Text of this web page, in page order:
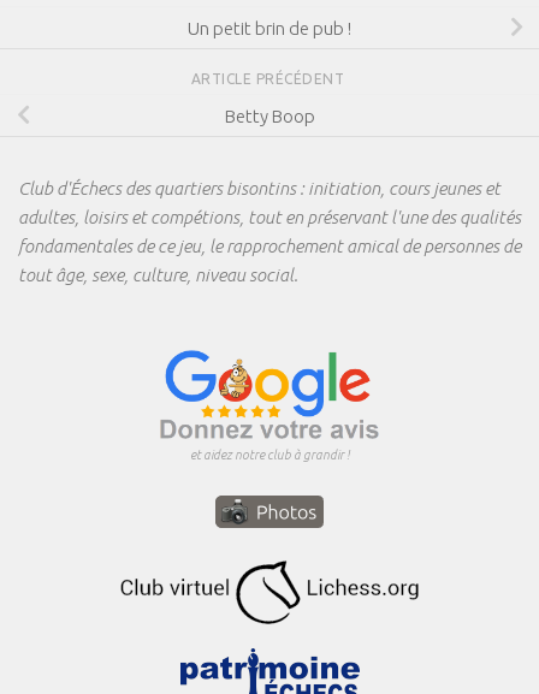
Un petit brin de pub !
ARTICLE PRÉCÉDENT
Betty Boop
Club d'Échecs des quartiers bisontins : initiation, cours jeunes et
adultes, loisirs et compétions, tout en préservant l'une des qualités
fondamentales de ce jeu, le rapprochement amical de personnes de
tout âge, sexe, culture, niveau social.
et aidez notre club à grandir !